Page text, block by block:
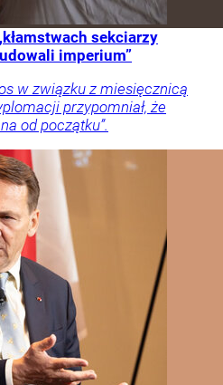
sekciarzy
imperium”
w związku z miesięcznicą
przypomniał, że
od początku”.